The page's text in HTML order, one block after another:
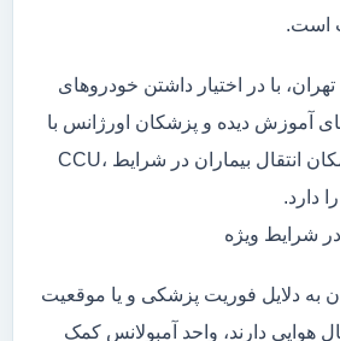
است.
با در اختیار داشتن خودروهای
آموزش دیده و پزشکان اورژانس با
تجربه و دانش روز، امکان انتقال بیماران در شرایط CCU،
در شرایط ویژه
به دلایل فوریت پزشکی و یا موقعیت
هوایی دارند، واحد آمبولانس کمک